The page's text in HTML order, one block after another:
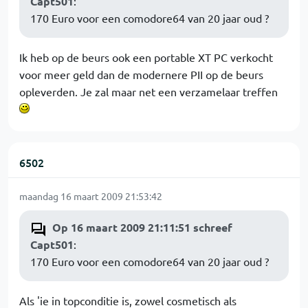
170 Euro voor een comodore64 van 20 jaar oud ?
Ik heb op de beurs ook een portable XT PC verkocht
voor meer geld dan de modernere PII op de beurs
opleverden. Je zal maar net een verzamelaar treffen
6502
maandag 16 maart 2009 21:53:42
Op 16 maart 2009 21:11:51 schreef
Capt501:
170 Euro voor een comodore64 van 20 jaar oud ?
Als 'ie in topconditie is, zowel cosmetisch als